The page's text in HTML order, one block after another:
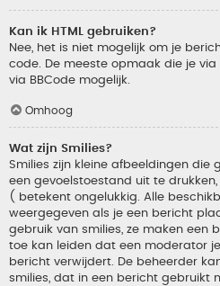
Kan ik HTML gebruiken?
Nee, het is niet mogelijk om je
code. De meeste opmaak die je via
via BBCode mogelijk.
Omhoog
Wat zijn Smilies?
Smilies zijn kleine afbeeldingen die
een gevoelstoestand uit te
( betekent ongelukkig. Alle
weergegeven als je een bericht
gebruik van smilies, ze maken een
toe kan leiden dat een moderator
bericht verwijdert. De beheerder
smilies, dat in een bericht gebruikt